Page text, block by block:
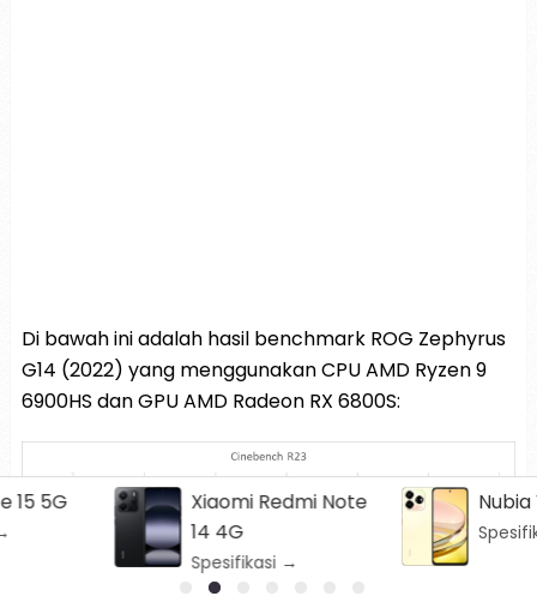
Di bawah ini adalah hasil benchmark ROG Zephyrus
G14 (2022) yang menggunakan CPU AMD Ryzen 9
6900HS dan GPU AMD Radeon RX 6800S:
Xiaomi Redmi Note
14 4G
Spesifikasi →
Nubia V60
Spesifikasi →